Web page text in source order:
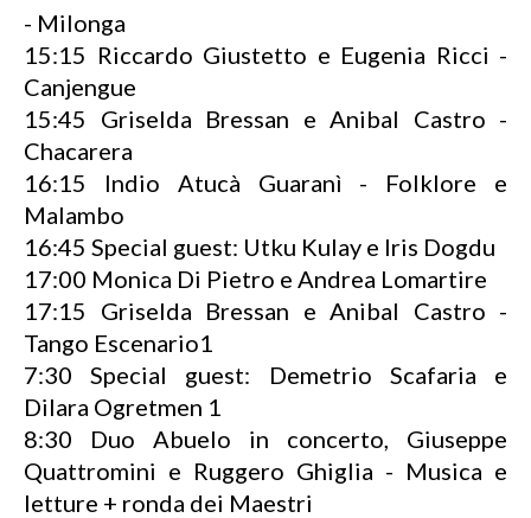
- Milonga
15:15 Riccardo Giustetto e Eugenia Ricci -
Canjengue
15:45 Griselda Bressan e Anibal Castro -
Chacarera
16:15 Indio Atucà Guaranì - Folklore e
Malambo
16:45 Special guest: Utku Kulay e Iris Dogdu
17:00 Monica Di Pietro e Andrea Lomartire
17:15 Griselda Bressan e Anibal Castro -
Tango Escenario1
7:30 Special guest: Demetrio Scafaria e
Dilara Ogretmen 1
8:30 Duo Abuelo in concerto, Giuseppe
Quattromini e Ruggero Ghiglia - Musica e
letture + ronda dei Maestri